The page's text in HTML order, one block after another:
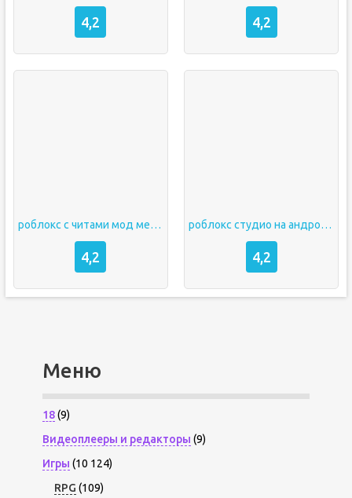
4,2 4,2
роблокс с читами мод меню
4,2
роблокс студио на андроид
4,2
Меню
18(9)
Видеоплееры и редакторы (9)
Игры (10 124)
RPG (109)